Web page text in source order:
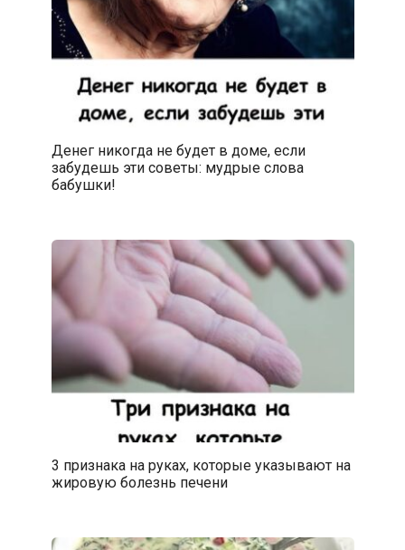
Денег никогда не будет в доме, если
забудешь эти советы: мудрые слова
бабушки!
3 признака на руках, которые указывают на
жировую болезнь печени